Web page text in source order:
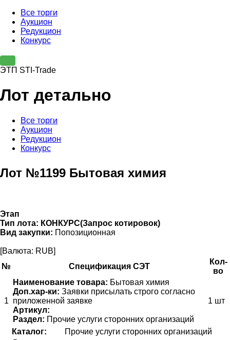
Все торги
Аукцион
Редукцион
Конкурс
ЭТП STI-Trade
Лот детально
Все торги
Аукцион
Редукцион
Конкурс
Лот №1199 Бытовая химия
Этап
Тип лота: КОНКУРС(Запрос котировок)
Вид закупки: Попозиционная
[Валюта: RUB]
№
Спецификация СЭТ
Кол-
во
1
Наименование товара: Бытовая химия
Доп.хар-ки: Заявки присылать строго согласно
приложенной заявке
Артикул:
Раздел: Прочие услуги сторонних организаций
1 шт
Каталог:
Прочие услуги сторонних организаций